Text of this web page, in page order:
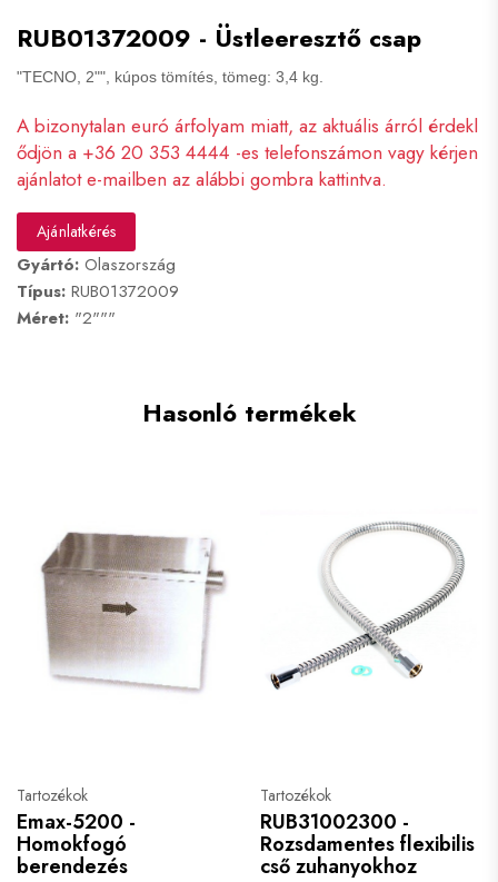
RUB01372009 - Üstleeresztő csap
"TECNO, 2"", kúpos tömítés, tömeg: 3,4 kg.
A bizonytalan euró árfolyam miatt, az aktuális árról érdekl
ődjön a +36 20 353 4444 -es telefonszámon vagy kérjen
ajánlatot e-mailben az alábbi gombra kattintva.
Ajánlatkérés
Gyártó: Olaszország
Típus: RUB01372009
Méret: "2"""
Hasonló termékek
Tartozékok
Emax-5200 -
Homokfogó
berendezés
Tartozékok
RUB31002300 -
Rozsdamentes flexibilis
cső zuhanyokhoz